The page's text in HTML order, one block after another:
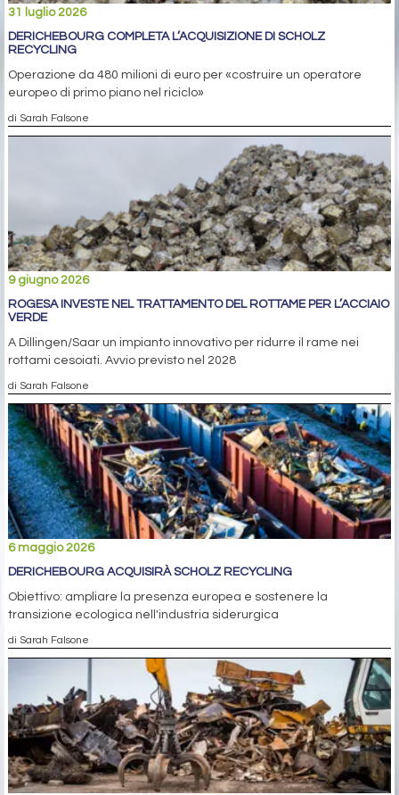
31 luglio 2026
DERICHEBOURG COMPLETA L’ACQUISIZIONE DI SCHOLZ
RECYCLING
Operazione da 480 milioni di euro per «costruire un operatore
europeo di primo piano nel riciclo»
di Sarah Falsone
9 giugno 2026
ROGESA INVESTE NEL TRATTAMENTO DEL ROTTAME PER L’ACCIAIO
VERDE
A Dillingen/Saar un impianto innovativo per ridurre il rame nei
rottami cesoiati. Avvio previsto nel 2028
di Sarah Falsone
6 maggio 2026
DERICHEBOURG ACQUISIRÀ SCHOLZ RECYCLING
Obiettivo: ampliare la presenza europea e sostenere la
transizione ecologica nell'industria siderurgica
di Sarah Falsone